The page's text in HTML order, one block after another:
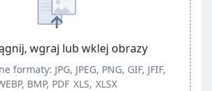
wgraj lub wklej obrazy
formaty: JPG, JPEG, PNG, GIF, JFIF,
BMP, PDF XLS, XLSX